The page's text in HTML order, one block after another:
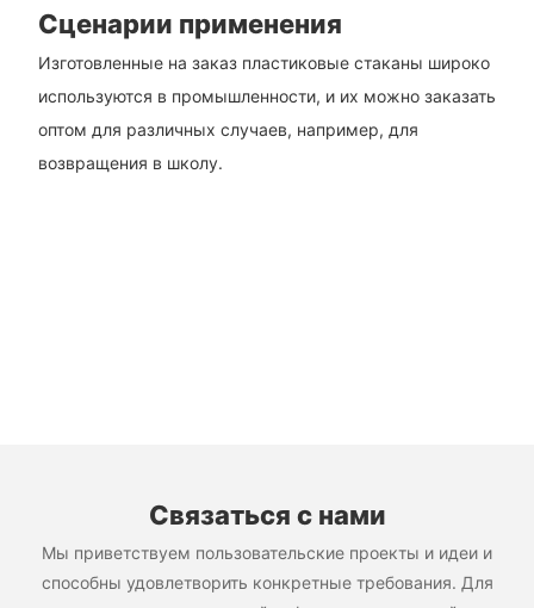
Сценарии применения
Изготовленные на заказ пластиковые стаканы широко
используются в промышленности, и их можно заказать
оптом для различных случаев, например, для
возвращения в школу.
Связаться с нами
Мы приветствуем пользовательские проекты и идеи и
способны удовлетворить конкретные требования. Для